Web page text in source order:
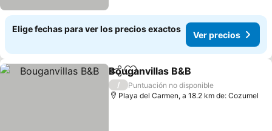
Elige fechas para ver los precios exactos
Ver precios
CompartirAgregar a favoritos
Bouganvillas B&B
/
Puntuación no disponible
Playa del Carmen, a 18.2 km de: Cozumel